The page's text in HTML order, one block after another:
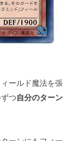
ールド魔法を張
つ自分のターン